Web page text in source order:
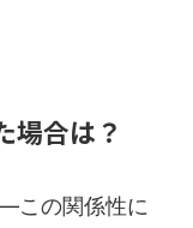
場合は？
この関係性に